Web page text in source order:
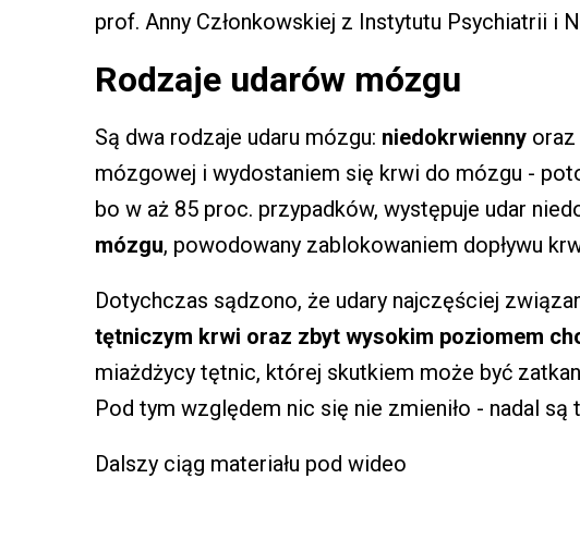
prof. Anny Członkowskiej z Instytutu Psychiatrii i
Rodzaje udarów mózgu
Są dwa rodzaje udaru mózgu: niedokrwienny
mózgowej i wydostaniem się krwi do mózgu -
bo w aż 85 proc. przypadków, występuje udar
mózgu, powodowany zablokowaniem dopływu
Dotychczas sądzono, że udary najczęściej
tętniczym krwi oraz zbyt wysokim poziomem
miażdżycy tętnic, której skutkiem może być
Pod tym względem nic się nie zmieniło - nadal
Dalszy ciąg materiału pod wideo